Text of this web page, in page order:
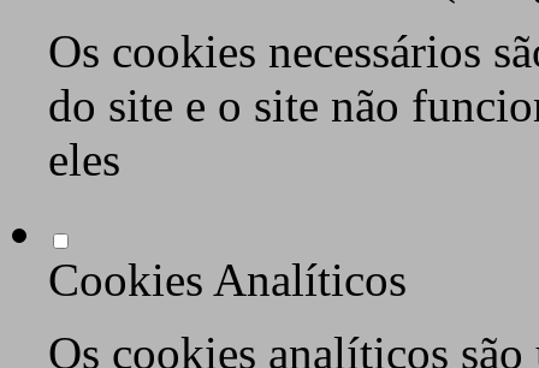
Os cookies necessários
do site e o site não
eles
Cookies Analíticos
Os cookies analíticos são